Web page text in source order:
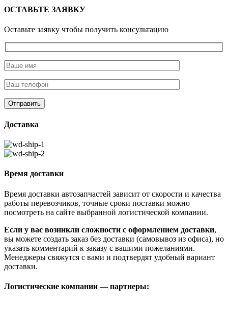
ОСТАВЬТЕ ЗАЯВКУ
Оставьте заявку чтобы получить консультацию
Доставка
Время доставки
Время доставки автозапчастей зависит от скорости и качества
работы перевозчиков, точные сроки поставки можно
посмотреть на сайте выбранной логистической компании.
Если у вас возникли сложности с оформлением доставки,
вы можете создать заказ без доставки (самовывоз из офиса), но
указать комментарий к заказу с вашими пожеланиями.
Менеджеры свяжутся с вами и подтвердят удобный вариант
доставки.
Логистические компании — партнеры: